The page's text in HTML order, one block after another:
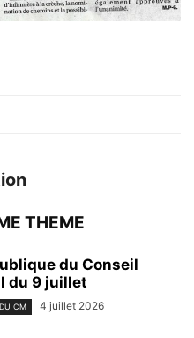
THEME
du Conseil
du 9 juillet
CM 4 juillet 2026